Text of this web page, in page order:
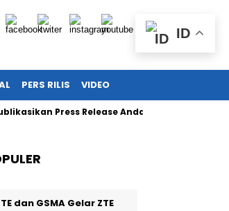
PERS RILIS VIDEO
Press Release Anda!
dan GSMA Gelar ZTE
ID